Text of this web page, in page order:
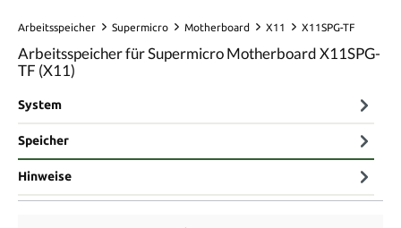
Arbeitsspeicher Supermicro Motherboard X11 X11SPG-TF
Arbeitsspeicher für Supermicro Motherboard X11SPG-
TF (X11)
System
Speicher
Hinweise